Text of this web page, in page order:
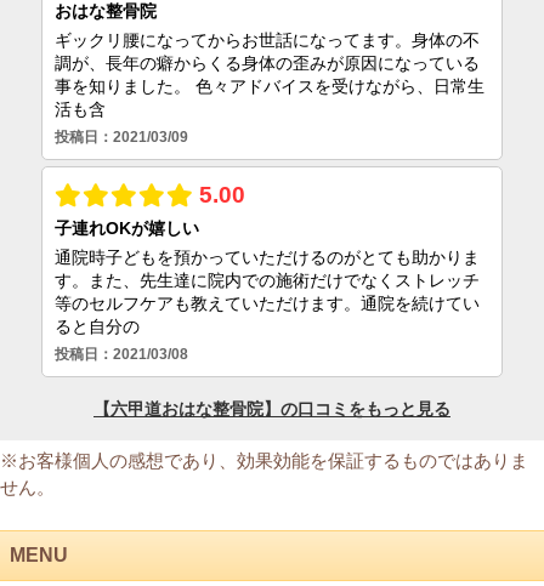
※お客様個人の感想であり、効果効能を保証するものではありま
せん。
MENU